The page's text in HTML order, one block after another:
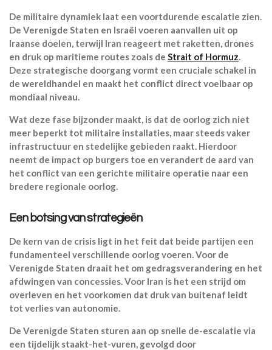
De militaire dynamiek laat een voortdurende escalatie zien.
De Verenigde Staten en Israël voeren aanvallen uit op
Iraanse doelen, terwijl Iran reageert met raketten, drones
en druk op maritieme routes zoals de Strait of Hormuz.
Deze strategische doorgang vormt een cruciale schakel in
de wereldhandel en maakt het conflict direct voelbaar op
mondiaal niveau.
Wat deze fase bijzonder maakt, is dat de oorlog zich niet
meer beperkt tot militaire installaties, maar steeds vaker
infrastructuur en stedelijke gebieden raakt. Hierdoor
neemt de impact op burgers toe en verandert de aard van
het conflict van een gerichte militaire operatie naar een
bredere regionale oorlog.
Een botsing van strategieën
De kern van de crisis ligt in het feit dat beide partijen een
fundamenteel verschillende oorlog voeren. Voor de
Verenigde Staten draait het om gedragsverandering en het
afdwingen van concessies. Voor Iran is het een strijd om
overleven en het voorkomen dat druk van buitenaf leidt
tot verlies van autonomie.
De Verenigde Staten sturen aan op snelle de-escalatie via
een tijdelijk staakt-het-vuren, gevolgd door